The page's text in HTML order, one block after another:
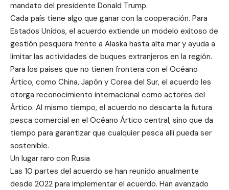
mandato del presidente Donald Trump.
Cada país tiene algo que ganar con la cooperación. Para
Estados Unidos, el acuerdo extiende un modelo exitoso de
gestión pesquera frente a Alaska hasta alta mar y ayuda a
limitar las actividades de buques extranjeros en la región.
Para los países que no tienen frontera con el Océano
Ártico, como China, Japón y Corea del Sur, el acuerdo les
otorga reconocimiento internacional como actores del
Ártico. Al mismo tiempo, el acuerdo no descarta la futura
pesca comercial en el Océano Ártico central, sino que da
tiempo para garantizar que cualquier pesca allí pueda ser
sostenible.
Un lugar raro con Rusia
Las 10 partes del acuerdo se han reunido anualmente
desde 2022 para implementar el acuerdo. Han avanzado